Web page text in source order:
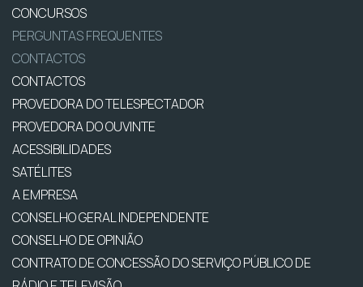
CONCURSOS
PERGUNTAS FREQUENTES
CONTACTOS
CONTACTOS
PROVEDORA DO TELESPECTADOR
PROVEDORA DO OUVINTE
ACESSIBILIDADES
SATÉLITES
A EMPRESA
CONSELHO GERAL INDEPENDENTE
CONSELHO DE OPINIÃO
CONTRATO DE CONCESSÃO DO SERVIÇO PÚBLICO DE